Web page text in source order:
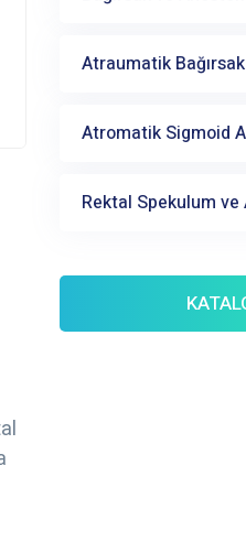
Atraumatik
Atromatik Sigmoid
Rektal Spekulum